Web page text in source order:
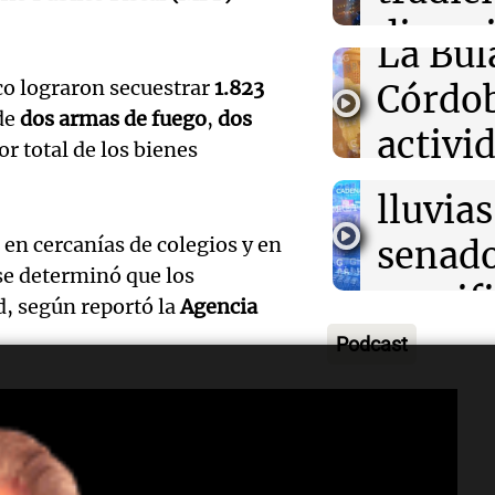
lograron secuestrar1.823
dos armas de fuego, dos
total de los bienes
cercanías de colegios y en
determinó que los
según reportó laAgencia
agravada de
Congreso
Episodios
campo
Panorama
Episodios
para
La
Panorama
Episodios
Audio.
de
Audio.
centro
Podcast